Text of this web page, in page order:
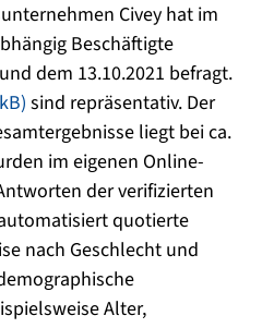
Civey hat im
Beschäftigte
dem 13.10.2021 befragt.
sind repräsentativ. Der
liegt bei ca.
im eigenen Online-
der verifizierten
quotierte
nach Geschlecht und
Alter,